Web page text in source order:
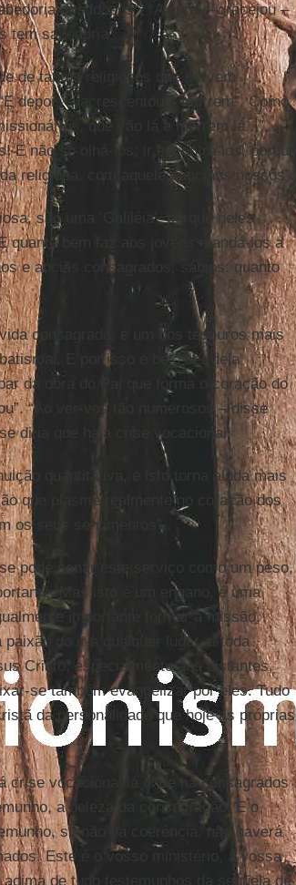
dos idosos”. “Alguns – gracejou –
tem sabedoria”.
de tantos religiosos que servem
depois – acrescentou – morrem”. Como
que vão lá e morrem lá...”.
E não só olhá-los: ir encontrá-los, porque
religiosa, com aqueles anciãos nossos”.
são uma ‘Galiléia’, porque neles
quanto bem faz aos jovens mandá-los a
e anciãs consagrados, sábios: quanto
consagrada, é um dos tesouros mais
E por isso é belo ser dela
da obra do Pai que forma o coração do
“Ao ver-vos tão numerosos – disse
diria que haja crise vocacional!
quantitativa, e isto torna ainda mais
que plasme realmente no coração dos
os seus sentimentos”.
pode sentir este serviço como um peso,
Mas isto é um engano, é uma
importante formar à missão,
do ir a qualquer lugar, a toda
Cristo, especialmente aos distantes,
se também evangelizar por eles. Tudo
da personalidade que hoje as próprias
crise vocacional lá onde há consagrados
a beleza da consagração. E o
se não há coerência, não haverá
Este é o vosso ministério, a vossa
de tudo testemunhos da seqüela de